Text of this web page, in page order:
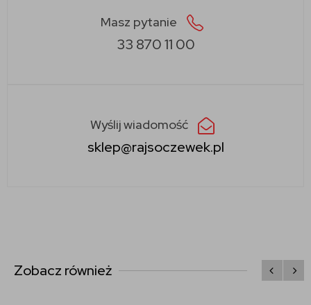
Masz pytanie
33 870 11 00
Wyślij wiadomość
sklep@rajsoczewek.pl
Zobacz również